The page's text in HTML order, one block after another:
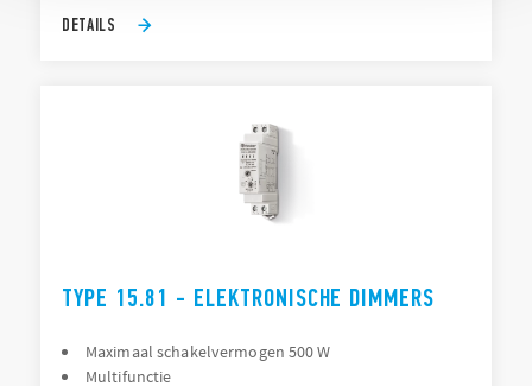
DETAILS
TYPE 15.81 - ELEKTRONISCHE DIMMERS
Maximaal schakelvermogen 500 W
Multifunctie